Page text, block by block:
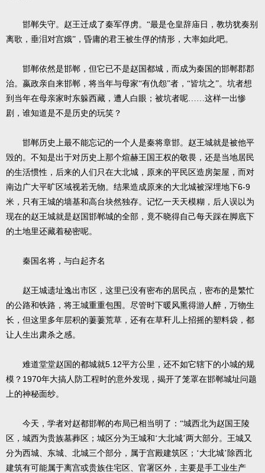
邯郸失守。赵王迁成了秦军俘虏。“最是仓皇辞庙日，教坊犹奏别
离歌，垂泪对宫娥”，昏庸的君王被生俘的情形，大率如此吧。
邯郸依然是邯郸，但它已不是赵国都城，而成为秦国的邯郸郡郡
治。嬴政亲自来邯郸，将当年与母家“有仇怨”者，“皆坑之”。坑者想
到当年在母亲家时东躲西藏，遭人白眼；被坑者呢……这样一出惨
剧，谁知道是不是历史的玩笑？
邯郸历史上最不能忘记的一个人是秦将章邯。赵王城就是被他平
毁的。不知是出于对历史上那个煊赫王国王权的敬畏，还是当地居民
的生活惯性，后来的人们只在大北城，原来的平民区造房架屋，而对
南边广大平旷区域视若无物。结果造成原来的大北城被深埋地下6-9
米，只有王城的墙基和高台块然独存。记忆一天天模糊，后人误以为
现在的赵王城就是赵国邯郸城的全部，竟不晓得自己每天踩在脚底下
的土地里还藏着秘密呢。
秦国名将，与白起齐名
赵王城遗址逸出市区，这里已没有密布的居民点，密布的是繁忙
的公路和铁路，将王城重重包围。尽管时下暖风熏得游人醉，万物生
长，但这里多年层积的萋萋荒草，还有在草秆儿上招摇的塑料袋，都
让人生出肃杀之感。
难道堂堂赵国的都城就5.12平方公里，还不如它辖下的小城的规
模？ 1970年大搞人防工程时的意外发现，揭开了笼罩在邯郸城址问题
上的神秘面纱。
今天，学者对赵都邯郸的布局已相当明了：“城西北为赵国王陵
区，城西为贵族墓葬区；城区分为王城和‘大北城’两大部分。王城又
分为西城、东城、北城三个部分，属于宫殿建筑区；‘大北城’除西北
建筑有可能属于离宫或贵族住宅区、官署区外，主要是手工业生产